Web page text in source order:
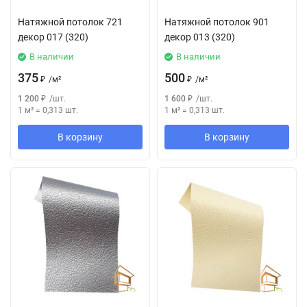
Натяжной потолок 721
декор 017 (320)
В наличии
375 ₽ /м²
1 200 ₽ /шт.
1 м² = 0,313 шт.
В корзину
Натяжной потолок 901
декор 013 (320)
В наличии
500 ₽ /м²
1 600 ₽ /шт.
1 м² = 0,313 шт.
В корзину